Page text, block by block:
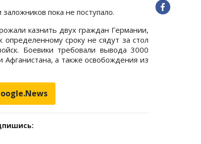
пока не поступало.
казнить двух граждан Германии,
определенному сроку не сядут за стол
Боевики требовали вывода 3000
а также освобождения из